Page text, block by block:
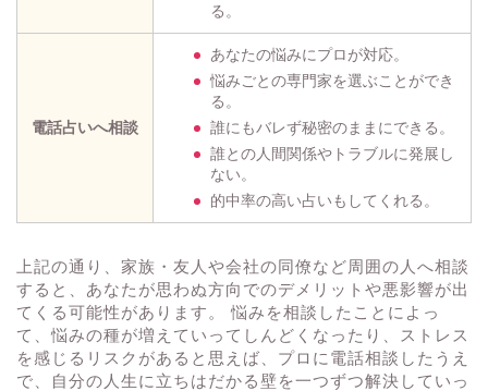
る。
電話占いへ相談
あなたの悩みにプロが対応。
悩みごとの専門家を選ぶことができ
る。
誰にもバレず秘密のままにできる。
誰との人間関係やトラブルに発展し
ない。
的中率の高い占いもしてくれる。
上記の通り、家族・友人や会社の同僚など周囲の人へ相談
すると、あなたが思わぬ方向でのデメリットや悪影響が出
てくる可能性があります。 悩みを相談したことによっ
て、悩みの種が増えていってしんどくなったり、ストレス
を感じるリスクがあると思えば、プロに電話相談したうえ
で、自分の人生に立ちはだかる壁を一つずつ解決していっ